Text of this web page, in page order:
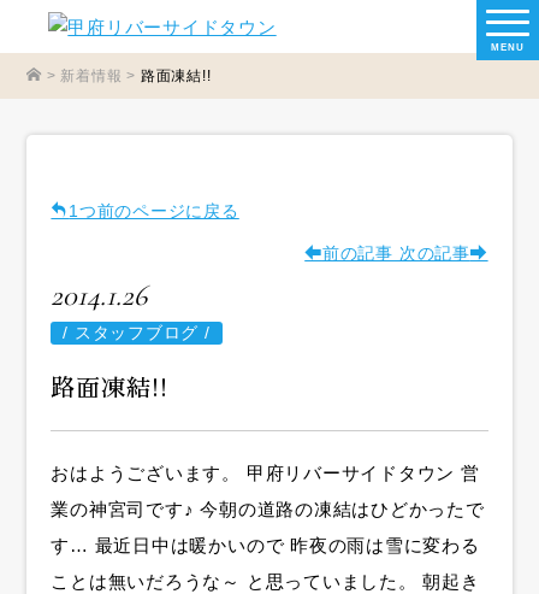
MENU
> 新着情報 > 路面凍結!!
1つ前のページに戻る
前の記事 次の記事
2014.1.26
/ スタッフブログ /
路面凍結!!
おはようございます。 甲府リバーサイドタウン 営
業の神宮司です♪ 今朝の道路の凍結はひどかったで
す… 最近日中は暖かいので 昨夜の雨は雪に変わる
ことは無いだろうな～ と思っていました。 朝起き